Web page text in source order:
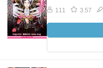
111 3.57